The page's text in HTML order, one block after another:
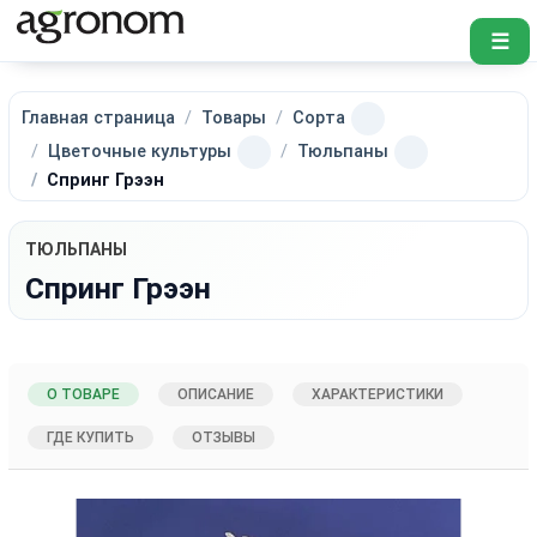
☰
Главная страница Товары
Сорта
Цветочные культуры
Тюльпаны
Спринг Грээн
ТЮЛЬПАНЫ
Спринг Грээн
О ТОВАРЕ ОПИСАНИЕ ХАРАКТЕРИСТИКИ
ГДЕ КУПИТЬ ОТЗЫВЫ